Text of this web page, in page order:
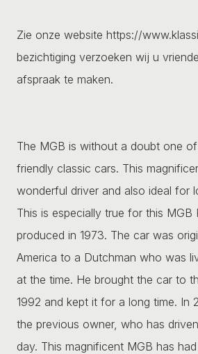
Zie onze website https://
bezichtiging verzoeken wij u
afspraak te maken.
The MGB is without a doubt one
friendly classic cars. This
wonderful driver and also ideal for
This is especially true for this MGB
produced in 1973. The car was
America to a Dutchman who was
at the time. He brought the car to
1992 and kept it for a long time. In
the previous owner, who has
day. This magnificent MGB has